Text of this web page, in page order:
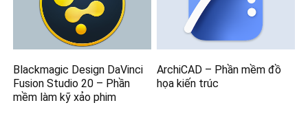
Blackmagic Design DaVinci
Fusion Studio 20 – Phần
mềm làm kỹ xảo phim
ArchiCAD – Phần mềm đồ
họa kiến trúc